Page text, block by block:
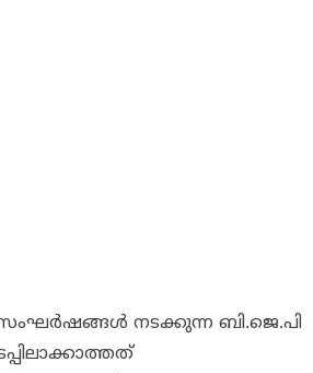
നടക്കുന്ന ബി.ജെ.പി